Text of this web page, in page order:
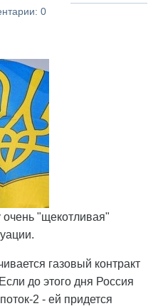
0
очень "щекотливая"
газовый контракт
до этого дня Россия
2 - ей придется